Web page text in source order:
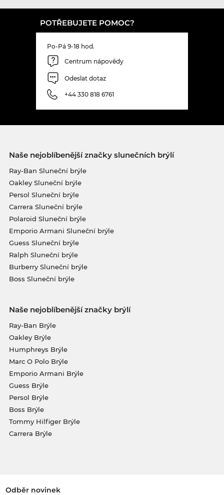
POTŘEBUJETE POMOC?
Po-Pá 9-18 hod.
Centrum nápovědy
Odeslat dotaz
+44 330 818 6761
Naše nejoblíbenější značky slunečních brýlí
Ray-Ban Sluneční brýle
Oakley Sluneční brýle
Persol Sluneční brýle
Carrera Sluneční brýle
Polaroid Sluneční brýle
Emporio Armani Sluneční brýle
Guess Sluneční brýle
Ralph Sluneční brýle
Burberry Sluneční brýle
Boss Sluneční brýle
Naše nejoblíbenější značky brýlí
Ray-Ban Brýle
Oakley Brýle
Humphreys Brýle
Marc O Polo Brýle
Emporio Armani Brýle
Guess Brýle
Persol Brýle
Boss Brýle
Tommy Hilfiger Brýle
Carrera Brýle
Odběr novinek